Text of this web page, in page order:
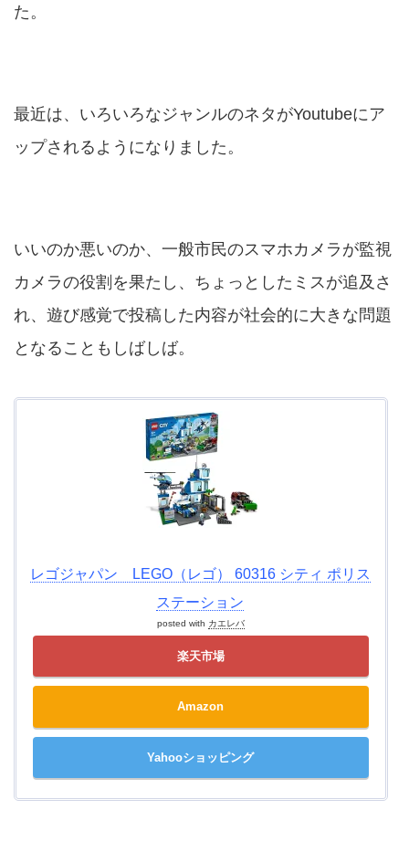
た。
最近は、いろいろなジャンルのネタがYoutubeにア
ップされるようになりました。
いいのか悪いのか、一般市民のスマホカメラが監視
カメラの役割を果たし、ちょっとしたミスが追及さ
れ、遊び感覚で投稿した内容が社会的に大きな問題
となることもしばしば。
レゴジャパン LEGO（レゴ） 60316 シティ ポリス
ステーション
posted with カエレバ
楽天市場
Amazon
Yahooショッピング